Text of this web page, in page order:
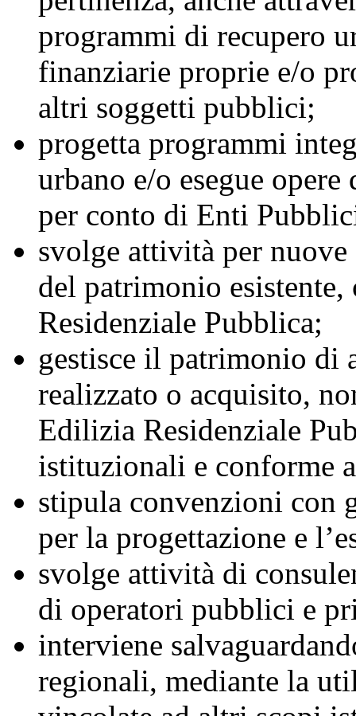
programmi di recupero
finanziarie proprie e/o
altri soggetti pubblici;
progetta programmi
urbano e/o esegue
per conto di Enti
svolge attività per
del patrimonio
Residenziale Pubblica;
gestisce il patrimonio di
realizzato o acquisito,
Edilizia Residenziale
istituzionali e conforme
stipula convenzioni con
per la progettazione e
svolge attività di
di operatori pubblici e
interviene
regionali, mediante la